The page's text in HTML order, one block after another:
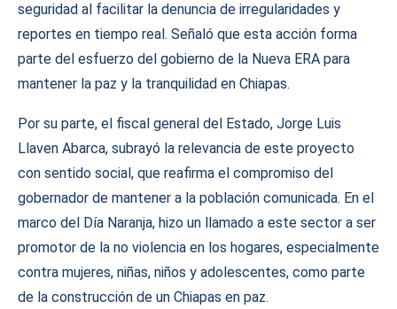
seguridad al facilitar la denuncia de irregularidades y
reportes en tiempo real. Señaló que esta acción forma
parte del esfuerzo del gobierno de la Nueva ERA para
mantener la paz y la tranquilidad en Chiapas.
Por su parte, el fiscal general del Estado, Jorge Luis
Llaven Abarca, subrayó la relevancia de este proyecto
con sentido social, que reafirma el compromiso del
gobernador de mantener a la población comunicada. En el
marco del Día Naranja, hizo un llamado a este sector a ser
promotor de la no violencia en los hogares, especialmente
contra mujeres, niñas, niños y adolescentes, como parte
de la construcción de un Chiapas en paz.